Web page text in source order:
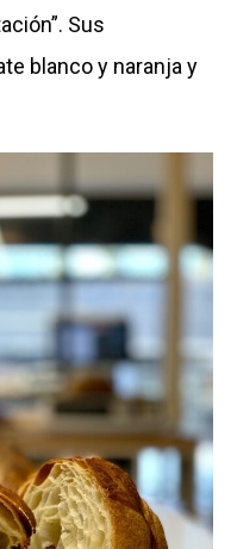
Sus
blanco y naranja y